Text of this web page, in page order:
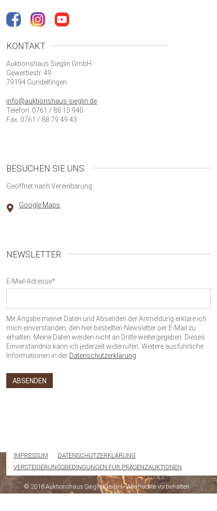
KONTAKT
Auktionshaus Sieglin GmbH
Gewerbestr. 49
79194 Gundelfingen
info@auktionshaus-sieglin.de
Telefon: 0761 / 88 15 940
Fax: 0761 / 88 79 49 43
BESUCHEN SIE UNS
Geöffnet nach Vereinbarung
Google Maps
NEWSLETTER
E-Mail-Adresse*:
Mit Angabe meiner Daten und Absenden der Anmeldung erkläre ich
mich einverstanden, den hier bestellten Newsletter per E-Mail zu
erhalten. Meine Daten werden nicht an Dritte weitergegeben. Dieses
Einverständnis kann ich jederzeit widerrufen. Weitere ausführliche
Informationen in der Datenschutzerklärung
IMPRESSUM
DATENSCHUTZERKLÄRUNG
VERSTEIGERUNGSBEDINGUNGEN FÜR PRÄSENZAUKTIONEN
© 2018 Auktionshaus Sieglin GmbH - Alle Rechte vorbehalten